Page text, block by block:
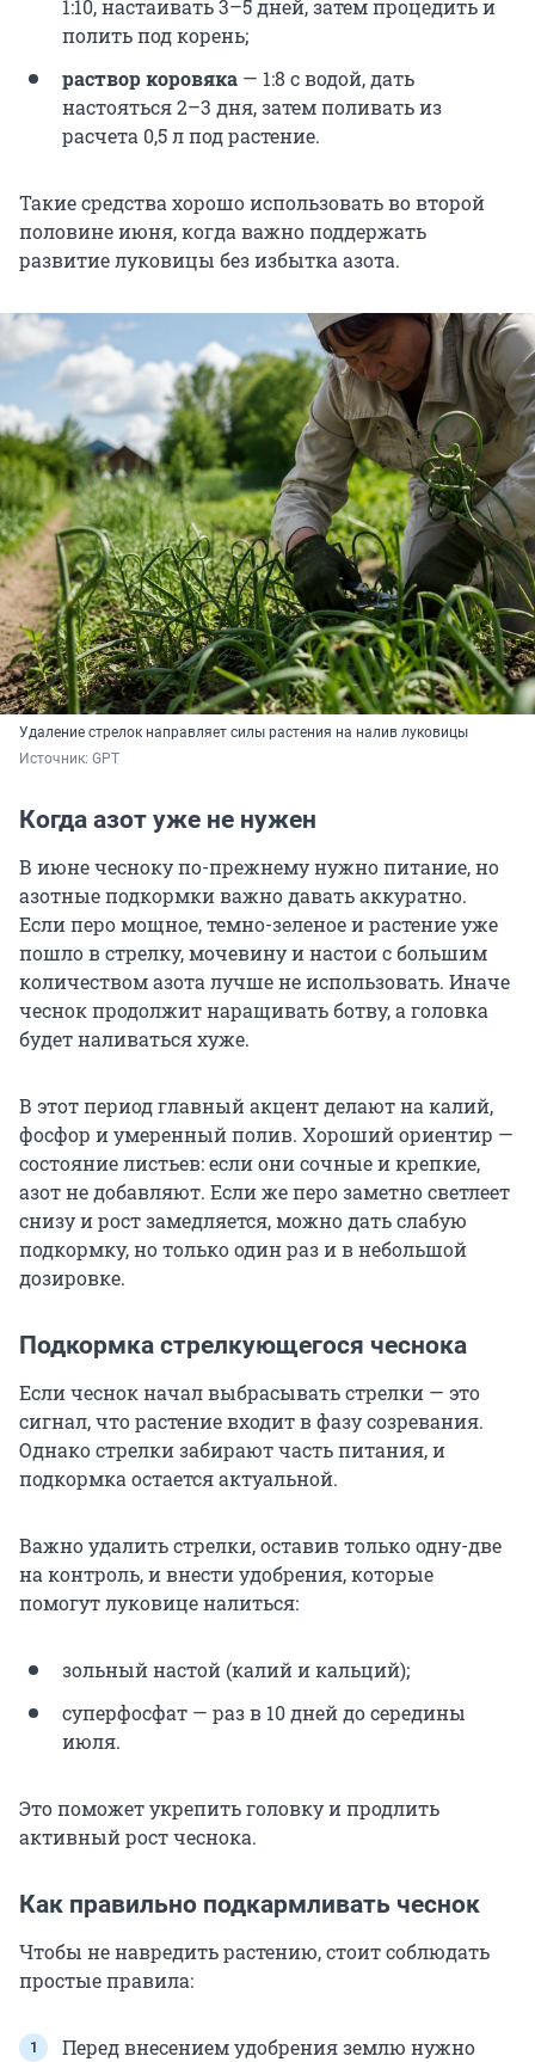
1:10, настаивать 3–5 дней, затем процедить и
полить под корень;
раствор коровяка — 1:8 с водой, дать
настояться 2–3 дня, затем поливать из
расчета 0,5 лпод растение.
Такие средства хорошо использовать во второй
половине июня, когда важно поддержать
развитие луковицы без избытка азота.
Удаление стрелок направляет силы растения на налив луковицы
Источник: GPT
Когда азот уже не нужен
В июне чесноку по-прежнему нужно питание, но
азотные подкормки важно давать аккуратно.
Если перо мощное, темно-зеленое и растение уже
пошло в стрелку, мочевину и настои с большим
количеством азота лучше не использовать. Иначе
чеснок продолжит наращивать ботву, а головка
будет наливаться хуже.
В этот период главный акцент делают на калий,
фосфор и умеренный полив. Хороший ориентир —
состояние листьев: если они сочные и крепкие,
азот не добавляют. Если же перо заметно светлеет
снизу и рост замедляется, можно дать слабую
подкормку, но только один раз и в небольшой
дозировке.
Подкормка стрелкующегося чеснока
Если чеснок начал выбрасывать стрелки — это
сигнал, что растение входит в фазу созревания.
Однако стрелки забирают часть питания, и
подкормка остается актуальной.
Важно удалить стрелки, оставив только одну-две
на контроль, и внести удобрения, которые
помогут луковице налиться:
зольный настой (калий и кальций);
суперфосфат — раз в 10 дней до середины
июля.
Это поможет укрепить головку и продлить
активный рост чеснока.
Как правильно подкармливать чеснок
Чтобы не навредить растению, стоит соблюдать
простые правила:
Перед внесением удобрения землю нужно